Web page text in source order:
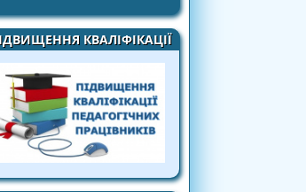
КВАЛІФІКАЦІЇ